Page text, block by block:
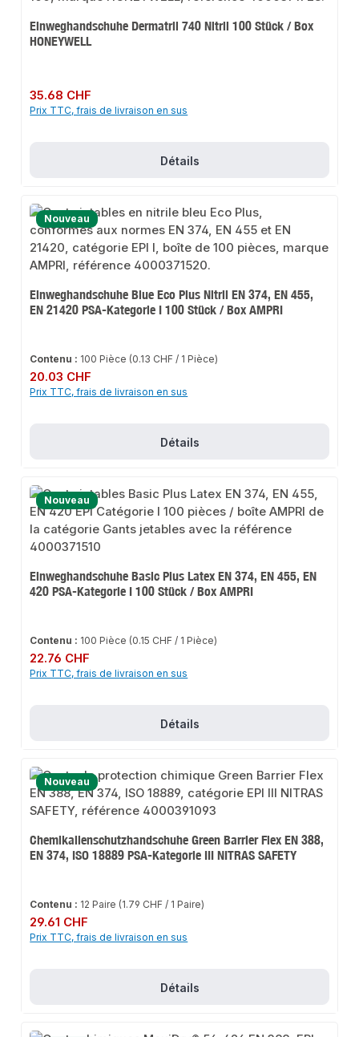
Einweghandschuhe Dermatril 740 Nitril 100 Stück / Box
HONEYWELL
Prix régulier :
35.68 CHF
Prix TTC, frais de livraison en sus
Détails
Nouveau
Einweghandschuhe Blue Eco Plus Nitril EN 374, EN 455,
EN 21420 PSA-Kategorie I 100 Stück / Box AMPRI
Contenu : 100 Pièce (0.13 CHF / 1 Pièce)
Prix régulier :
20.03 CHF
Prix TTC, frais de livraison en sus
Détails
Nouveau
Einweghandschuhe Basic Plus Latex EN 374, EN 455, EN
420 PSA-Kategorie I 100 Stück / Box AMPRI
Contenu : 100 Pièce (0.15 CHF / 1 Pièce)
Prix régulier :
22.76 CHF
Prix TTC, frais de livraison en sus
Détails
Nouveau
Chemikalienschutzhandschuhe Green Barrier Flex EN 388,
EN 374, ISO 18889 PSA-Kategorie III NITRAS SAFETY
Contenu : 12 Paire (1.79 CHF / 1 Paire)
Prix régulier :
29.61 CHF
Prix TTC, frais de livraison en sus
Détails